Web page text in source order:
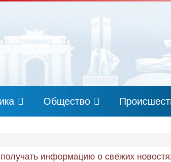
Общество
информацию о свежих